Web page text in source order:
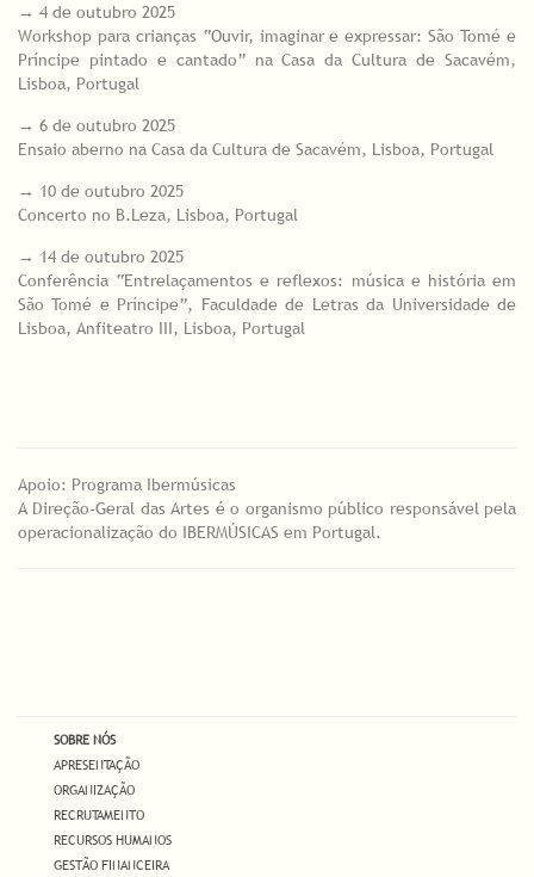
→ 4 de outubro 2025
Workshop para crianças “Ouvir, imaginar e expressar: São Tomé e
Príncipe pintado e cantado” na Casa da Cultura de Sacavém,
Lisboa, Portugal
→ 6 de outubro 2025
Ensaio aberno na Casa da Cultura de Sacavém, Lisboa, Portugal
→ 10 de outubro 2025
Concerto no B.Leza, Lisboa, Portugal
→ 14 de outubro 2025
Conferência “Entrelaçamentos e reflexos: música e história em
São Tomé e Príncipe”, Faculdade de Letras da Universidade de
Lisboa, Anfiteatro III, Lisboa, Portugal
Apoio: Programa Ibermúsicas
A Direção-Geral das Artes é o organismo público responsável pela
operacionalização do IBERMÚSICAS em Portugal.
SOBRE NÓS
APRESENTAÇÃO
ORGANIZAÇÃO
RECRUTAMENTO
RECURSOS HUMANOS
GESTÃO FINANCEIRA